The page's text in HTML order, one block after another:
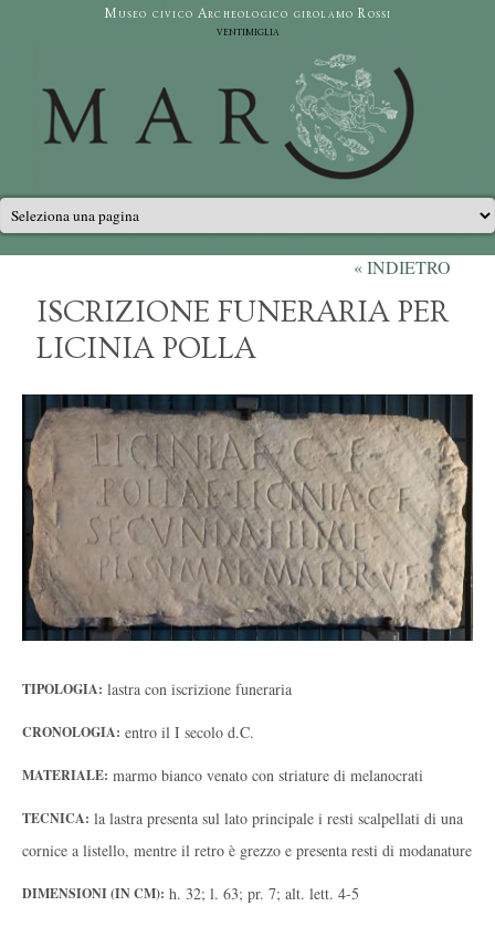
Salta al contenuto principaleMuseo civico Archeologico girolamo Rossi
ventimiglia
Menu principale « INDIETRO
ISCRIZIONE FUNERARIA PER
LICINIA POLLA
TIPOLOGIA: lastra con iscrizione funeraria
CRONOLOGIA: entro il I secolo d.C.
MATERIALE: marmo bianco venato con striature di melanocrati
TECNICA: la lastra presenta sul lato principale i resti scalpellati di una
cornice a listello, mentre il retro è grezzo e presenta resti di modanature
DIMENSIONI (IN CM): h. 32; l. 63; pr. 7; alt. lett. 4-5